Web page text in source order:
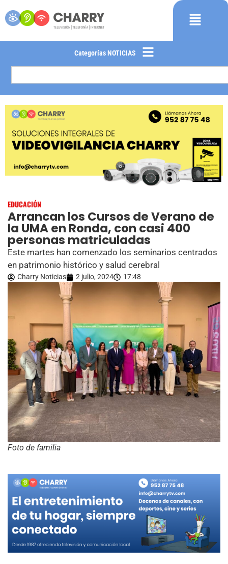
Categorías NOTICIAS
EDUCACIÓN
Arrancan los Cursos de Verano de
la UMA en Ronda, con casi 400
personas matriculadas
Este martes han comenzado los seminarios centrados
en patrimonio histórico y salud cerebral
Charry Noticias 2 julio, 2024 17:48
Foto de familia